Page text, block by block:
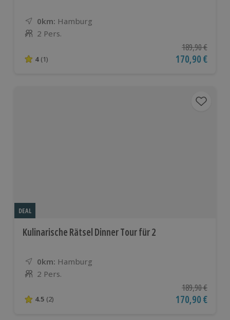
0km: Entfernung
Standort
Hamburg
Anzahl der Teilnehmer
2 Pers.
4 von 5 Sternen basierend auf 1 Bewertungen
4 (1)
Ursprünglicher
189,90 €
Aktueller Preis
170,90 €
DEAL
Kulinarische Rätsel Dinner Tour für 2
0km: Entfernung
Standort
Hamburg
Anzahl der Teilnehmer
2 Pers.
4.5 von 5 Sternen basierend auf 2 Bewertungen
4.5 (2)
Ursprünglicher
189,90 €
Aktueller Preis
170,90 €